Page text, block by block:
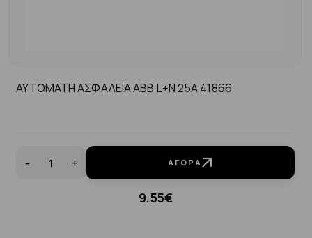
ΑΥΤΟΜΑΤΗ ΑΣΦΑΛΕΙΑ ABB L+N 25A 41866
- + ΑΓΟΡΆ
9.55€